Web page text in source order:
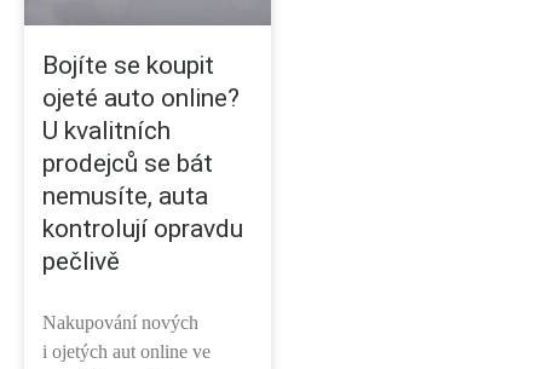
Bojíte se koupit
ojeté auto online?
U kvalitních
prodejců se bát
nemusíte, auta
kontrolují opravdu
pečlivě
Nakupování nových
i ojetých aut online ve